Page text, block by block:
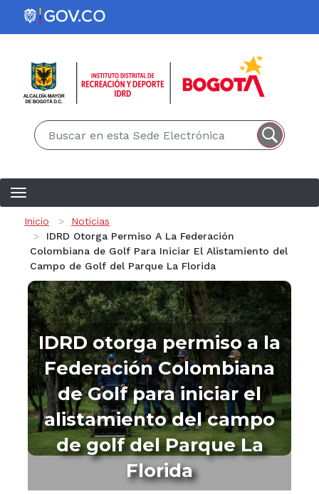
Pasar al contenido principal
Ruta de navegación
Inicio
Noticias
IDRD Otorga Permiso A La Federación
Colombiana de Golf Para Iniciar El Alistamiento del
Campo de Golf del Parque La Florida
IDRD otorga permiso a la
Federación Colombiana
de Golf para iniciar el
alistamiento del campo
de golf del Parque La
Florida